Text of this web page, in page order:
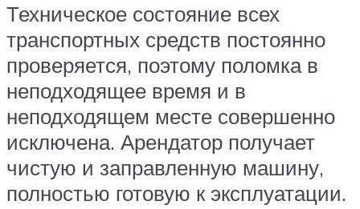
Техническое состояние всех
транспортных средств постоянно
проверяется, поэтому поломка в
неподходящее время и в
неподходящем месте совершенно
исключена. Арендатор получает
чистую и заправленную машину,
полностью готовую к эксплуатации.